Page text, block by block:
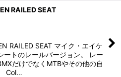
RAILED SEAT
RAILED SEAT マイク・エイケ
ートのレールバージョン。 レー
だけでなくMTBやその他の自
Col…